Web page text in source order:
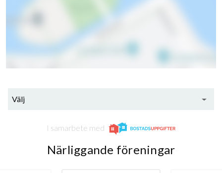
Välj
I samarbete med
Närliggande föreningar